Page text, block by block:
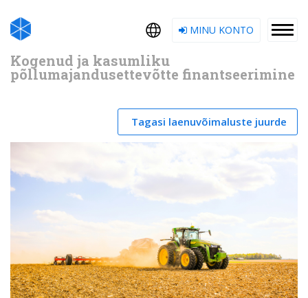
MINU KONTO
Kogenud ja kasumliku
põllumajandusettevõtte finantseerimine
Tagasi laenuvõimaluste juurde